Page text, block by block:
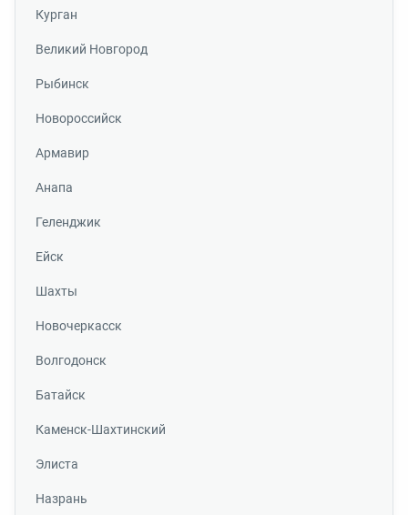
Курган
Великий Новгород
Рыбинск
Новороссийск
Армавир
Анапа
Геленджик
Ейск
Шахты
Новочеркасск
Волгодонск
Батайск
Каменск-Шахтинский
Элиста
Назрань